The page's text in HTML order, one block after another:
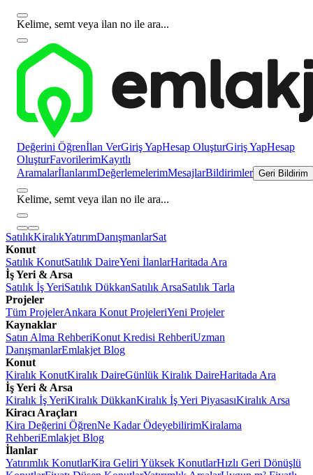
Kelime, semt veya ilan no ile ara...
Değerini Öğrenİlan VerGiriş YapHesap OluşturGiriş YapHesap
OluşturFavorilerimKayıtlı
AramalarİlanlarımDeğerlemelerimMesajlarBildirimler Geri Bildirim
Kelime, semt veya ilan no ile ara...
SatılıkKiralıkYatırımDanışmanlarSat
Konut
Satılık KonutSatılık DaireYeni İlanlarHaritada Ara
İş Yeri & Arsa
Satılık İş YeriSatılık DükkanSatılık ArsaSatılık Tarla
Projeler
Tüm ProjelerAnkara Konut ProjeleriYeni Projeler
Kaynaklar
Satın Alma RehberiKonut Kredisi RehberiUzman
DanışmanlarEmlakjet Blog
Konut
Kiralık KonutKiralık DaireGünlük Kiralık DaireHaritada Ara
İş Yeri & Arsa
Kiralık İş YeriKiralık DükkanKiralık İş Yeri PiyasasıKiralık Arsa
Kiracı Araçları
Kira Değerini ÖğrenNe Kadar ÖdeyebilirimKiralama
RehberiEmlakjet Blog
İlanlar
Yatırımlık KonutlarKira Geliri Yüksek KonutlarHızlı Geri Dönüşlü